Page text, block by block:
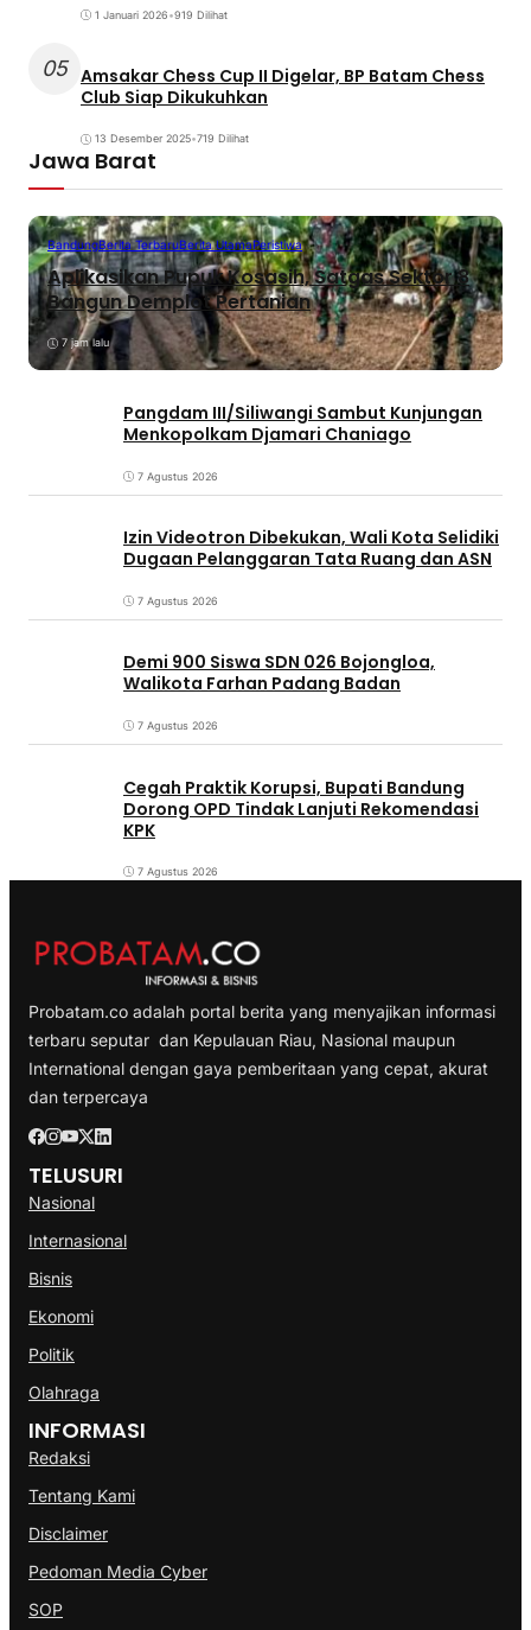
1 Januari 2026•919 Dilihat
05 Amsakar Chess Cup II Digelar, BP Batam Chess
Club Siap Dikukuhkan
13 Desember 2025•719 Dilihat
Jawa Barat
BandungBerita TerbaruBerita UtamaPeristiwa
Aplikasikan Pupuk Kosasih, Satgas Sektor 8
Bangun Demplot Pertanian
7 jam lalu
Pangdam III/Siliwangi Sambut Kunjungan
Menkopolkam Djamari Chaniago
7 Agustus 2026
Izin Videotron Dibekukan, Wali Kota Selidiki
Dugaan Pelanggaran Tata Ruang dan ASN
7 Agustus 2026
Demi 900 Siswa SDN 026 Bojongloa,
Walikota Farhan Padang Badan
7 Agustus 2026
Cegah Praktik Korupsi, Bupati Bandung
Dorong OPD Tindak Lanjuti Rekomendasi
KPK
7 Agustus 2026
Probatam.co adalah portal berita yang menyajikan informasi
terbaru seputar dan Kepulauan Riau, Nasional maupun
International dengan gaya pemberitaan yang cepat, akurat
dan terpercaya
TELUSURI
Nasional
Internasional
Bisnis
Ekonomi
Politik
Olahraga
INFORMASI
Redaksi
Tentang Kami
Disclaimer
Pedoman Media Cyber
SOP